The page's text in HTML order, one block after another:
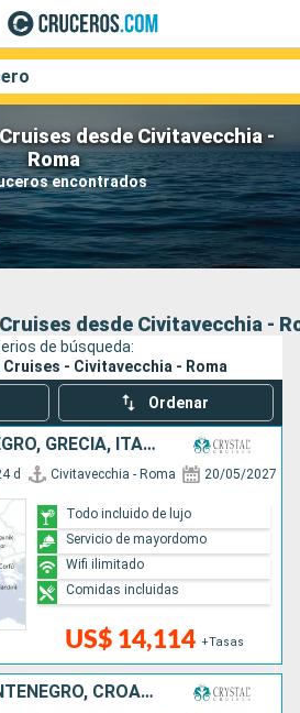
desde Civitavecchia -
Roma
encontrados
Buscar
desde Civitavecchia -
de búsqueda:
- Civitavecchia - Roma
Ordenar
CROACIA, MONTENEGRO, GRECIA, ITALIA, MALTA, ESPAÑA, MONACO, TÚNEZ
d Civitavecchia - Roma 20/05/2027
US$ 14,114 +Tasas
Todo incluido de lujo
Servicio de mayordomo
Wifi ilimitado
Comidas incluidas
ITALIA, GRECIA, MONTENEGRO, CROACIA, MALTA